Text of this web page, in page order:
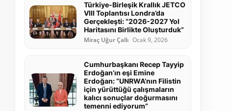
Türkiye-Birleşik Krallık JETCO
VIII Toplantısı Londra’da
Gerçekleşti: “2026-2027 Yol
Haritasını Birlikte Oluşturduk”
Miraç Uğur Çallı Ocak 9, 2026
Cumhurbaşkanı Recep Tayyip
Erdoğan’ın eşi Emine
Erdoğan: “UNRWA’nın Filistin
için yürüttüğü çalışmaların
kalıcı sonuçlar doğurmasını
temenni ediyorum”